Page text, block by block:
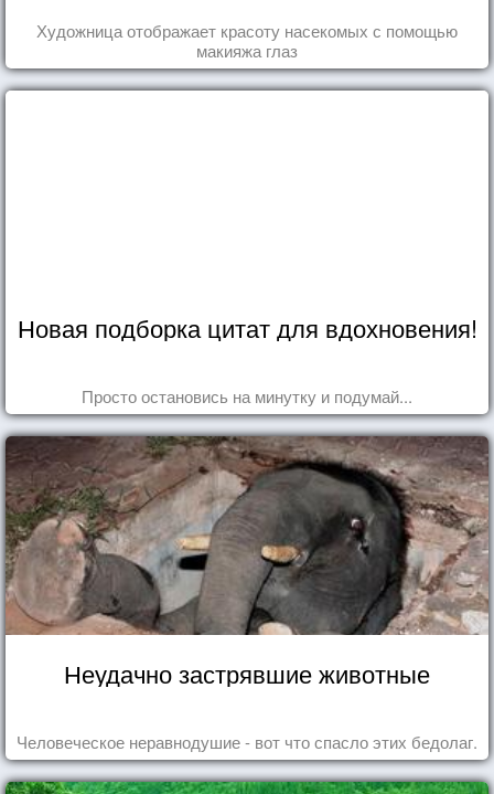
Художница отображает красоту насекомых с помощью
макияжа глаз
Новая подборка цитат для вдохновения!
Просто остановись на минутку и подумай...
Неудачно застрявшие животные
Человеческое неравнодушие - вот что спасло этих бедолаг.